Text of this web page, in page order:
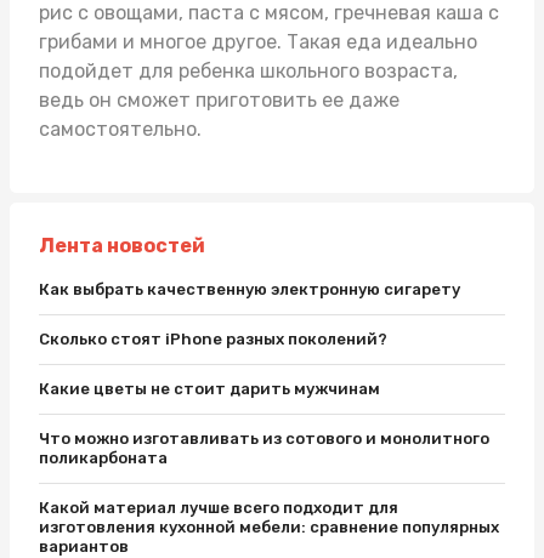
рис с овощами, паста с мясом, гречневая каша с
грибами и многое другое. Такая еда идеально
подойдет для ребенка школьного возраста,
ведь он сможет приготовить ее даже
самостоятельно.
Лента новостей
Как выбрать качественную электронную сигарету
Сколько стоят iPhone разных поколений?
Какие цветы не стоит дарить мужчинам
Что можно изготавливать из сотового и монолитного
поликарбоната
Какой материал лучше всего подходит для
изготовления кухонной мебели: сравнение популярных
вариантов